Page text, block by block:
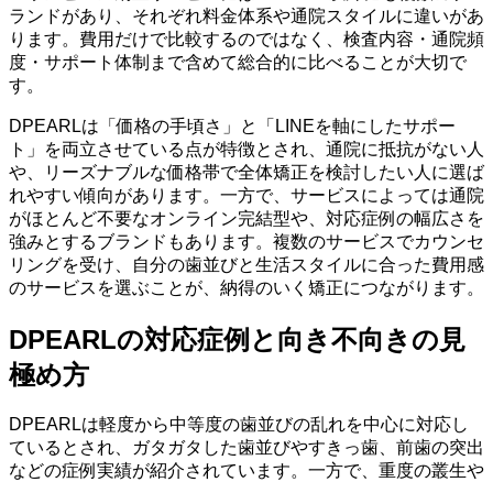
ランドがあり、それぞれ料金体系や通院スタイルに違いがあ
ります。費用だけで比較するのではなく、検査内容・通院頻
度・サポート体制まで含めて総合的に比べることが大切で
す。
DPEARLは「価格の手頃さ」と「LINEを軸にしたサポー
ト」を両立させている点が特徴とされ、通院に抵抗がない人
や、リーズナブルな価格帯で全体矯正を検討したい人に選ば
れやすい傾向があります。一方で、サービスによっては通院
がほとんど不要なオンライン完結型や、対応症例の幅広さを
強みとするブランドもあります。複数のサービスでカウンセ
リングを受け、自分の歯並びと生活スタイルに合った費用感
のサービスを選ぶことが、納得のいく矯正につながります。
DPEARLの対応症例と向き不向きの見
極め方
DPEARLは軽度から中等度の歯並びの乱れを中心に対応し
ているとされ、ガタガタした歯並びやすきっ歯、前歯の突出
などの症例実績が紹介されています。一方で、重度の叢生や